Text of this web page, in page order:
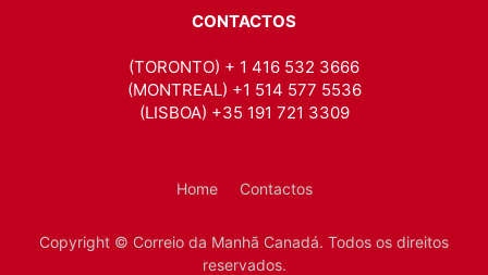
CONTACTOS
(TORONTO) + 1 416 532 3666
(MONTREAL) +1 514 577 5536
(LISBOA) +35 191 721 3309
Home Contactos
Copyright © Correio da Manhã Canadá. Todos os direitos
reservados.